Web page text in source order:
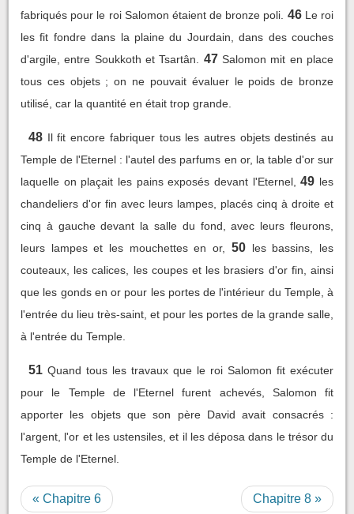
fabriqués pour le roi Salomon étaient de bronze poli. 46 Le roi
les fit fondre dans la plaine du Jourdain, dans des couches
d'argile, entre Soukkoth et Tsartân.
47 Salomon mit en place
tous ces objets ; on ne pouvait évaluer le poids de bronze
utilisé, car la quantité en était trop grande.
48 Il fit encore fabriquer tous les autres objets destinés au
Temple de l'Eternel : l'autel des parfums en or, la table d'or sur
laquelle on plaçait les pains exposés devant l'Eternel, 49 les
chandeliers d'or fin avec leurs lampes, placés cinq à droite et
cinq à gauche devant la salle du fond, avec leurs fleurons,
leurs lampes et les mouchettes en or,
50 les bassins, les
couteaux, les calices, les coupes et les brasiers d'or fin, ainsi
que les gonds en or pour les portes de l'intérieur du Temple, à
l'entrée du lieu très-saint, et pour les portes de la grande salle,
à l'entrée du Temple.
51 Quand tous les travaux que le roi Salomon fit exécuter
pour le Temple de l'Eternel furent achevés, Salomon fit
apporter les objets que son père David avait consacrés :
l'argent, l'or et les ustensiles, et il les déposa dans le trésor du
Temple de l'Eternel.
« Chapitre 6 Chapitre 8 »